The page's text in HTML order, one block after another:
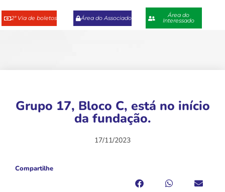
2ª Via de boletos Área do Associado Área do
Interessado
Grupo 17, Bloco C, está no início
da fundação.
17/11/2023
Compartilhe